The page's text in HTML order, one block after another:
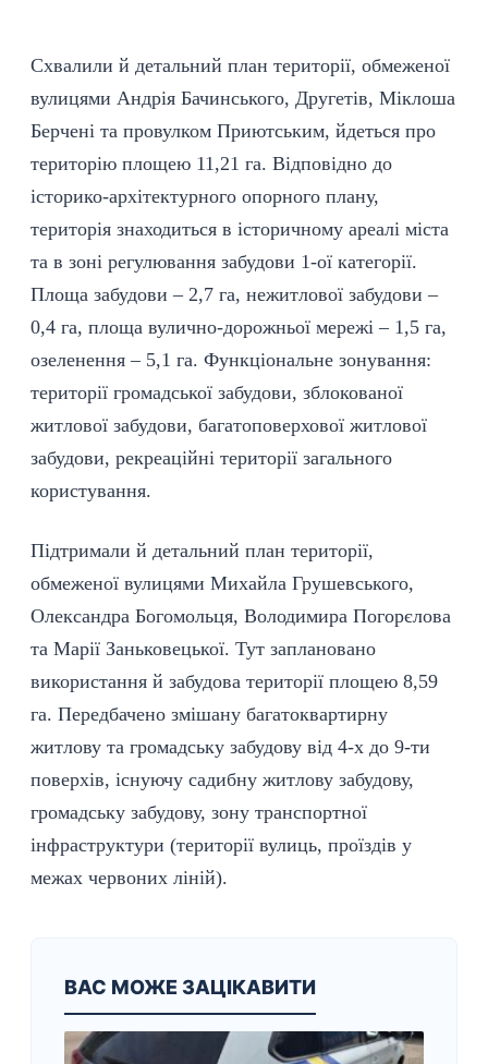
Схвалили й детальний план території, обмеженої
вулицями Андрія Бачинського, Другетів, Міклоша
Берчені та провулком Приютським, йдеться про
територію площею 11,21 га. Відповідно до
історико-архітектурного опорного плану,
територія знаходиться в історичному ареалі міста
та в зоні регулювання забудови 1-ої категорії.
Площа забудови – 2,7 га, нежитлової забудови –
0,4 га, площа вулично-дорожньої мережі – 1,5 га,
озеленення – 5,1 га. Функціональне зонування:
території громадської забудови, зблокованої
житлової забудови, багатоповерхової житлової
забудови, рекреаційні території загального
користування.
Підтримали й детальний план території,
обмеженої вулицями Михайла Грушевського,
Олександра Богомольця, Володимира Погорєлова
та Марії Заньковецької. Тут заплановано
використання й забудова території площею 8,59
га. Передбачено змішану багатоквартирну
житлову та громадську забудову від 4-х до 9-ти
поверхів, існуючу садибну житлову забудову,
громадську забудову, зону транспортної
інфраструктури (території вулиць, проїздів у
межах червоних ліній).
ВАС МОЖЕ ЗАЦІКАВИТИ